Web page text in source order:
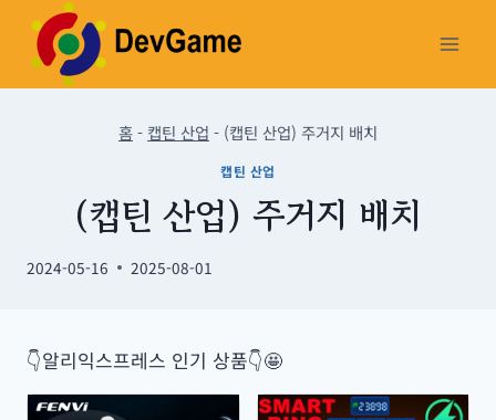
Skip
content
홈- 캡틴 산업 - (캡틴 산업) 주거지 배치
캡틴 산업
(캡틴 산업) 주거지 배치
2024-05-16 2025-08-01
👇알리익스프레스 인기 상품👇🤩